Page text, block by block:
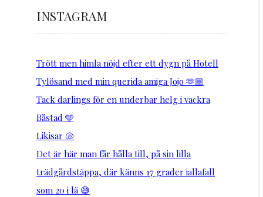
INSTAGRAM
Trött men himla nöjd efter ett dygn på Hotell
Tylösand med min querida amiga Jojo 🫶🏼
Tack darlings för en underbar helg i vackra
Båstad 🩵
Likisar 🐚
Det är här man får hålla till, på sin lilla
trädgårdstäppa, där känns 17 grader iallafall
som 20 i lä 😅